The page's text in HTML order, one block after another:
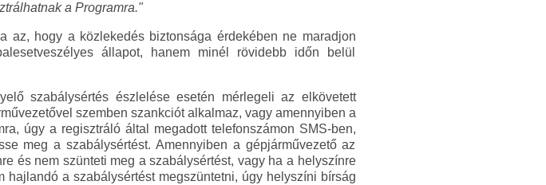
a Programra."
az, hogy a közlekedés biztonsága érdekében ne maradjon
állapot, hanem minél rövidebb időn belül
szabálysértés észlelése esetén mérlegeli az elkövetett
szemben szankciót alkalmaz, vagy amennyiben a
úgy a regisztráló által megadott telefonszámon SMS-ben,
meg a szabálysértést. Amennyiben a gépjárművezető az
és nem szünteti meg a szabálysértést, vagy ha a helyszínre
a szabálysértést megszüntetni, úgy helyszíni bírság